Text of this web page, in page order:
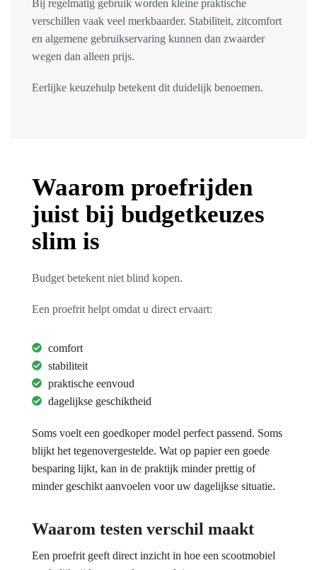
Bij regelmatig gebruik worden kleine praktische
verschillen vaak veel merkbaarder. Stabiliteit, zitcomfort
en algemene gebruikservaring kunnen dan zwaarder
wegen dan alleen prijs.
Eerlijke keuzehulp betekent dit duidelijk benoemen.
Waarom proefrijden
juist bij budgetkeuzes
slim is
Budget betekent niet blind kopen.
Een proefrit helpt omdat u direct ervaart:
comfort
stabiliteit
praktische eenvoud
dagelijkse geschiktheid
Soms voelt een goedkoper model perfect passend. Soms
blijkt het tegenovergestelde. Wat op papier een goede
besparing lijkt, kan in de praktijk minder prettig of
minder geschikt aanvoelen voor uw dagelijkse situatie.
Waarom testen verschil maakt
Een proefrit geeft direct inzicht in hoe een scootmobiel